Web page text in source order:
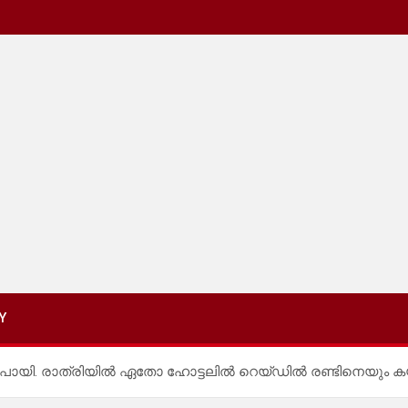
രാത്രിയിൽ ഏതോ ഹോട്ടലിൽ റെയ്‌ഡിൽ രണ്ടിനെയും